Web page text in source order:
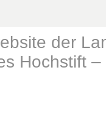
der
Hochstift –